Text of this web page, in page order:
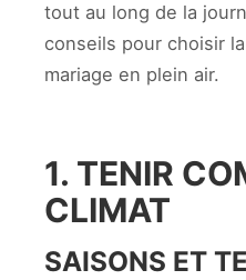
tout au long de la
conseils pour choisir
mariage en plein air.
1. TENIR
CLIMAT
SAISONS ET